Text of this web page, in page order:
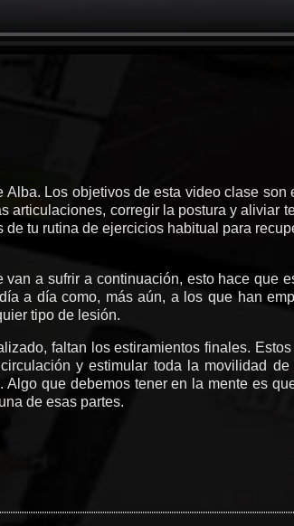
Los objetivos de esta video clase
corregir la postura y aliviar
tu rutina de ejercicios habitual para
a sufrir a continuación, esto hace que
a día como, más aún, a los que han
tipo de lesión.
faltan los estiramientos finales.
y estimular toda la movilidad
que debemos tener en la mente es
de esas partes.